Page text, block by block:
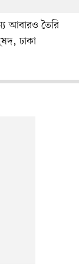
আবারও তৈরি
ঢাকা